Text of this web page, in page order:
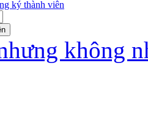
ký thành viên
không